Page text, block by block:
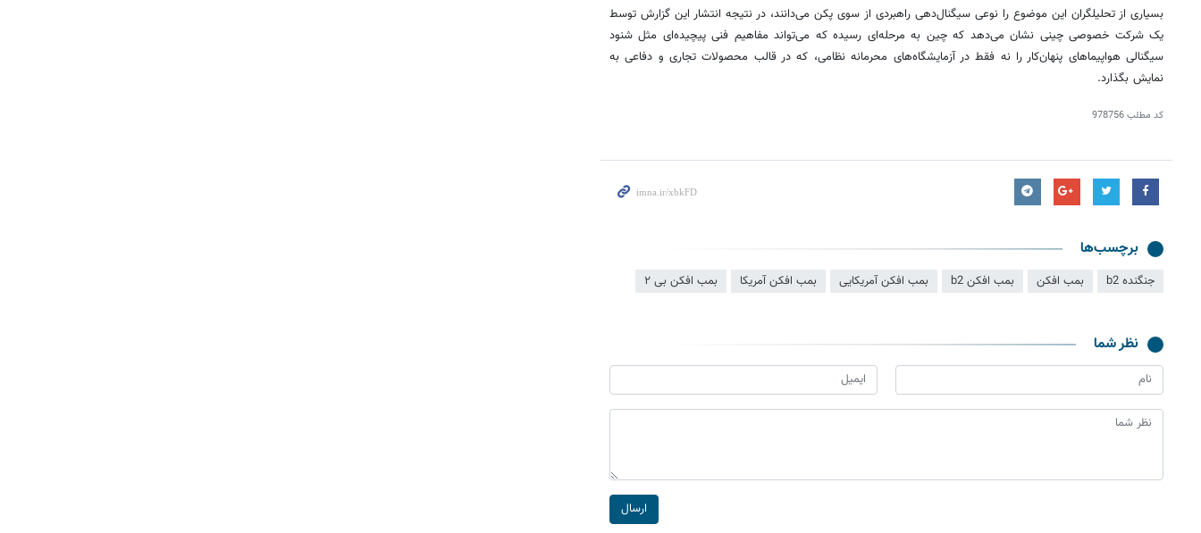
بسیاری از تحلیلگران این موضوع را نوعی سیگنال‌دهی راهبردی از سوی پکن می‌دانند، در نتیجه انتشار این گزارش توسط
یک شرکت خصوصی چینی نشان می‌دهد که چین به مرحله‌ای رسیده که می‌تواند مفاهیم فنی پیچیده‌ای مثل شنود
سیگنالی هواپیماهای پنهان‌کار را نه فقط در آزمایشگاه‌های محرمانه نظامی، که در قالب محصولات تجاری و دفاعی به
نمایش بگذارد.
کد مطلب978756
برچسب‌ها
جنگنده b2 بمب افکن بمب افکن b2 بمب افکن آمریکایی بمب افکن آمریکا بمب افکن بی ۲
نظر شما
ارسال